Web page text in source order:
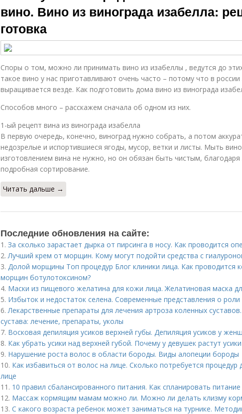
вино. Вино из винограда изабелла:
готовка
Споры о том, можно ли принимать вино из изабеллы , ведутся до
такое вино у нас приготавливают очень часто – потому что в россии
выращивается везде. Как подготовить дома вино из винограда
Способов много – расскажем сначала об одном из них.
1-ый рецепт вина из винограда изабелла
В первую очередь, конечно, виноград нужно собрать, а потом
недозрелые и испортившиеся ягоды, мусор, ветки и листы. Мыть
изготовлением вина не нужно, но он обязан быть чистым, благодаря
подробная сортирование.
Читать дальше →
Последние обновления на сайте:
1. За сколько зарастает дырка от пирсинга в носу. Как проводится
2.Лучший крем от морщин. Кому могут подойти средства с
3. Долой морщины Топ процедур Блог клиники лица. Как проводится
морщин ботулотоксином?
4. Маски из пищевого желатина для кожи лица. Желатиновая маска
5. Избыток и недостаток селена. Современные представления о роли
6.Лекарственные препараты для лечения артроза коленных
сустава: лечение, препараты, уколы
7. Восковая депиляция усиков верхней губы. Депиляция усиков у
8. Как убрать усики над верхней губой. Почему у девушек растут усики
9. Нарушение роста волос в области бороды. Виды алопеции бороды
10. Как избавиться от волос на лице. Сколько потребуется процедур
лице
11. 10 правил сбалансированного питания. Как спланировать
12. Массаж кормящим мамам можно ли. Можно ли делать клизму
13. С какого возраста ребенок может заниматься на турнике.